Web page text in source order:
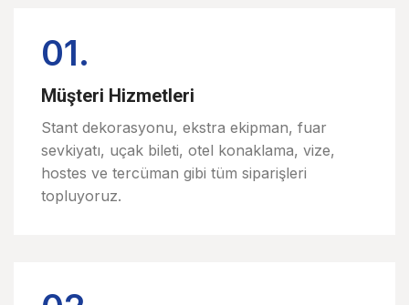
01.
Müşteri Hizmetleri
Stant dekorasyonu, ekstra ekipman, fuar
sevkiyatı, uçak bileti, otel konaklama, vize,
hostes ve tercüman gibi tüm siparişleri
topluyoruz.